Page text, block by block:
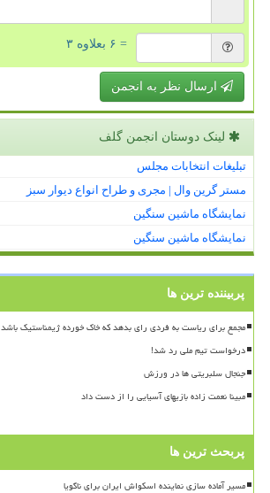
= ۶ بعلاوه ۳
ارسال نظر به انجمن
لینک دوستان انجمن گلف
تبلیغات انتخابات مجلس
مستر گرین وال | مجری و طراح انواع دیوار سبز
نمایشگاه ماشین سنگین
نمایشگاه ماشین سنگین
پربیننده ترین ها
مجمع برای ریاست به فردی رای بدهد که خاک خورده ژیمناستیک باشد
درخواست تیم ملی رد شد!
جنجال سلبریتی ها در ورزش
مبینا نعمت زاده بازیهای آسیایی را از دست داد
پربحث ترین ها
مسیر آماده سازی نماینده اسکواش ایران برای ناگویا